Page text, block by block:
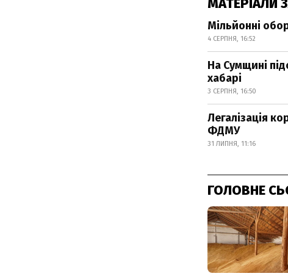
МАТЕРІАЛИ
Мільйонні
4 СЕРПНЯ, 16:52
На Сумщині
хабарі
3 СЕРПНЯ, 16:50
Легалізація
ФДМУ
31 ЛИПНЯ, 11:16
ГОЛОВНЕ